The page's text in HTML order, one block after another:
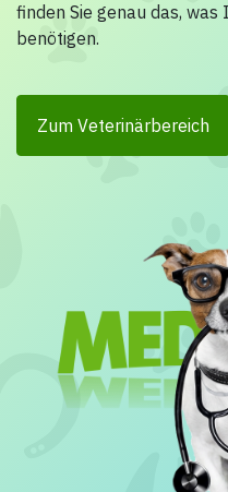
finden Sie genau das,
benötigen.
Zum Veterinärbereich